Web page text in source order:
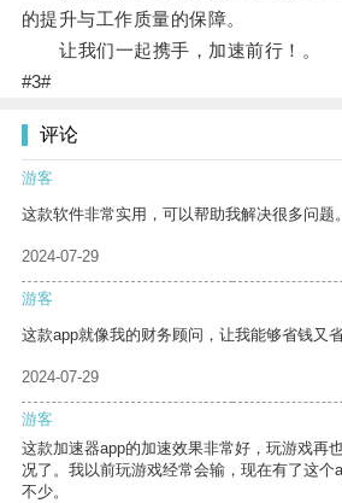
的提升与工作质量的保障。
让我们一起携手，加速前行！。
#3#
评论
游客
这款软件非常实用，可以帮助我解决很多问题。
2024-07-29
游客
这款app就像我的财务顾问，让我能够省钱又省
2024-07-29
游客
这款加速器app的加速效果非常好，玩游戏再
况了。我以前玩游戏经常会输，现在有了这个
不少。